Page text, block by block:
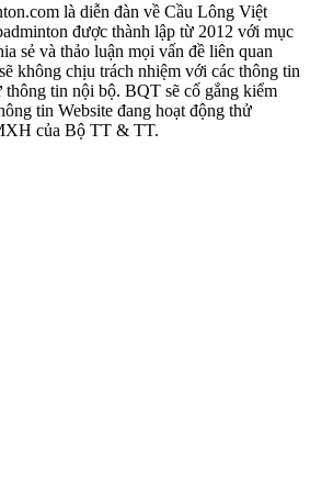
là diễn đàn về Cầu Lông Việt
được thành lập từ 2012 với mục
sẻ và thảo luận mọi vấn đề liên quan
không chịu trách nhiệm với các thông tin
thông tin nội bộ. BQT sẽ cố gắng kiểm
tin Website đang hoạt động thử
của Bộ TT & TT.